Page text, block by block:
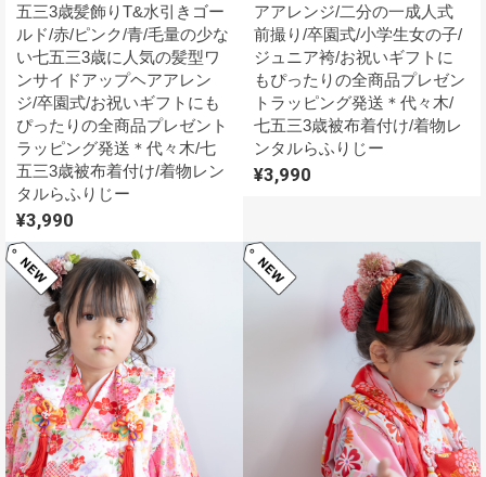
五三3歳髪飾りT&水引きゴー
ルド/赤/ピンク/青/毛量の少な
い七五三3歳に人気の髪型ワ
ンサイドアップヘアアレン
ジ/卒園式/お祝いギフトにも
ぴったりの全商品プレゼント
ラッピング発送＊代々木/七
五三3歳被布着付け/着物レン
タルらふりじー
¥3,990
アアレンジ/二分の一成人式
前撮り/卒園式/小学生女の子/
ジュニア袴/お祝いギフトに
もぴったりの全商品プレゼン
トラッピング発送＊代々木/
七五三3歳被布着付け/着物レ
ンタルらふりじー
¥3,990